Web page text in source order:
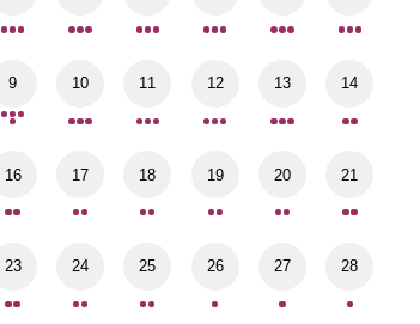
9 10 11 12 13 14
16 17 18 19 20 21
23 24 25 26 27 28